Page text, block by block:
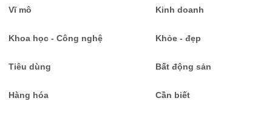
Vĩ mô Kinh doanh
Khoa học - Công nghệ Khỏe - đẹp
Tiêu dùng Bất động sản
Hàng hóa Cần biết